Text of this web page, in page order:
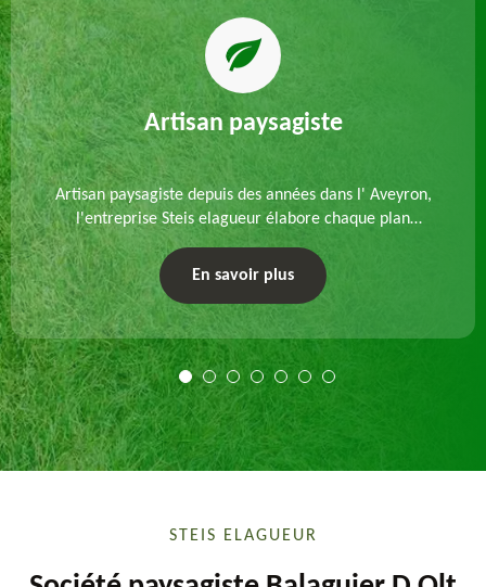
Artisan paysagiste
Artisan paysagiste depuis des années dans l' Aveyron,
l'entreprise Steis elagueur élabore chaque plan
d'aménagement paysager et exécute les travaux
afférents. Devis gratuit et sur mesure.
En savoir plus
STEIS ELAGUEUR